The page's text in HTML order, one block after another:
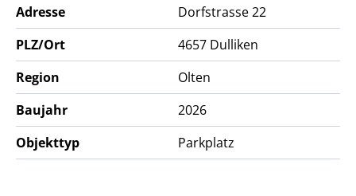
Adresse
Dorfstrasse 22
PLZ/Ort
4657 Dulliken
Region
Olten
Baujahr
2026
Objekttyp
Parkplatz